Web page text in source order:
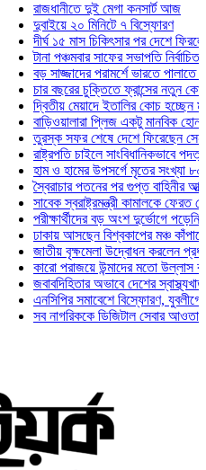
রাজধানীতে দুই মেগা কনসার্ট আজ
দুবাইয়ে ২০ মিনিটে ৭ বিস্ফোরণ
দীর্ঘ ১৫ মাস চিকিৎসার পর দেশে ফিরলেন
টানা পঞ্চমবার সাফের সভাপতি নির্বাচিত কাজী
বড় সাজ্জাদের পরামর্শে ভারতে পালাতে
চার বছরের চুক্তিতে ফ্রান্সের নতুন কোচ জিদান
দ্বিতীয় মেয়াদে ইতালির কোচ হচ্ছেন মানচিনি
বাড়িওয়ালারা প্লিজ একটু মানবিক হোন: মনিরা
তুরস্ক সফর শেষে দেশে ফিরেছেন সেনাপ্রধান
রাষ্ট্রপতি চাইলে সাংবিধানিকভাবে পদত্যাগ
হাম ও হামের উপসর্গে মৃতের সংখ্যা ৮০০ ছাড়াল
স্বৈরাচার পতনের পর গুপ্ত বাহিনীর আত্মপ্রকাশ:
সাবেক স্বরাষ্ট্রমন্ত্রী কামালকে ফেরত চেয়ে
পরীক্ষার্থীদের বড় অংশ দুর্ভোগে পড়েনি: ড.
ঢাকায় আসছেন বিশ্বকাপের মঞ্চ কাঁপানো সেই
জাতীয় বৃক্ষমেলা উদ্বোধন করলেন প্রধানমন্ত্রী
কারো পরাজয়ে উন্মাদের মতো উল্লাস করতে হয়
জবাবদিহিতার অভাবে দেশের স্বাস্থ্যখাত নানা
এনসিপির সমাবেশে বিস্ফোরণ, যুবলীগের দুই
সব নাগরিককে ডিজিটাল সেবার আওতায় আনতে